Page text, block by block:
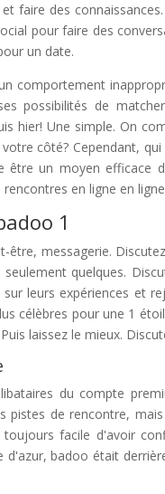
faire des
pour faire des
un date.
comportement
possibilités de
hier! Une simple. On
côté? Cependant,
être un moyen efficace
en ligne en
1
messagerie.
quelques.
leurs expériences et
célèbres pour une 1
laissez le mieux.
du compte
pistes de rencontre,
facile d'avoir
badoo était